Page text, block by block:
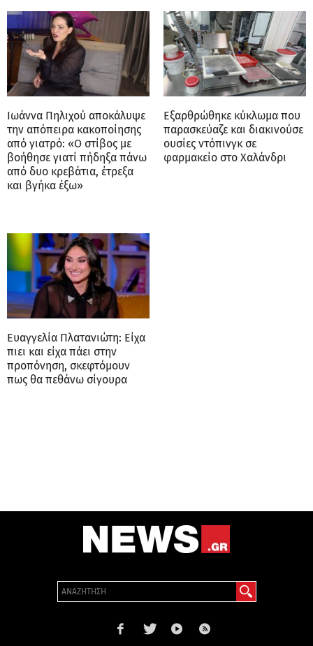
Ιωάννα Πηλιχού αποκάλυψε
την απόπειρα κακοποίησης
από γιατρό: «Ο στίβος με
βοήθησε γιατί πήδηξα πάνω
από δυο κρεβάτια, έτρεξα
και βγήκα έξω»
Εξαρθρώθηκε κύκλωμα που
παρασκεύαζε και διακινούσε
ουσίες ντόπινγκ σε
φαρμακείο στο Χαλάνδρι
Ευαγγελία Πλατανιώτη: Είχα
πιει και είχα πάει στην
προπόνηση, σκεφτόμουν
πως θα πεθάνω σίγουρα